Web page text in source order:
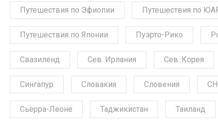
Путешествия по Эфиопии Путешествия по
Путешествия по Японии Пуэрто-Рико
Свазиленд Сев. Ирлания Сев. Корея
Сингапур Словакия Словения
Сьерра-Леоне Таджикистан Таиланд